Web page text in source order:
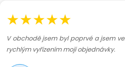
★★★★★
V obchodě jsem byl poprvé a jsem
rychlým vyřízením mojí objednávky.